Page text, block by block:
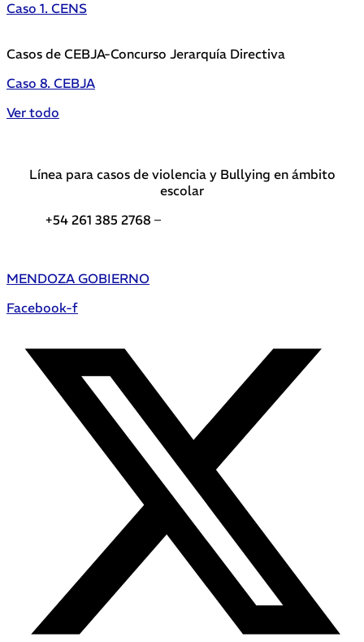
Caso 1. CENS
Casos de CEBJA-Concurso Jerarquía Directiva
Caso 8. CEBJA
Ver todo
Línea para casos de violencia y Bullying en ámbito
escolar
+54 261 385 2768 –
MENDOZA GOBIERNO
Facebook-f